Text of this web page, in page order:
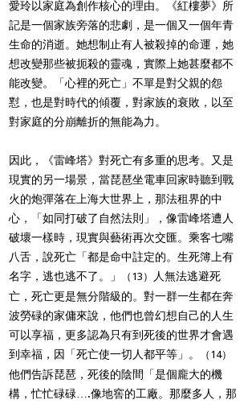
愛玲以家庭為創作核心的理由。《紅樓夢》所
記是一個家族旁落的悲劇，是一個又一個年青
生命的消逝。她想制止有人被殺掉的命運，她
想改變那些被扼殺的靈魂，實際上她甚麼都不
能改變。「心裡的死亡」不單是對父親的怨
懟，也是對時代的傾覆，對家族的衰敗，以至
對家庭的分崩離折的無能為力。
因此，《雷峰塔》對死亡有多重的思考。又是
現實的另一場景，當琵琶坐電車回家時聽到戰
火的炮彈落在上海大世界上，那法租界的中
心，「如同打破了自然法則」，像雷峰塔遭人
破壞一樣時，現實與藝術再次交匯。乘客七嘴
八舌，說死亡「都是命中註定的。生死簿上有
名字，逃也逃不了。」
（13）
人無法逃避死
亡，死亡更是無分階級的。對一群一生都在奔
波勞碌的家傭來說，他們也曾幻想自己的人生
可以享福，更多認為只有到死後的世界才會遇
到幸福，因「死亡使一切人都平等」。
（14）
他們告訴琵琶，死後的陰間「是個龐大的機
構，忙忙碌碌….像地窖的工廠。那麼多人，那